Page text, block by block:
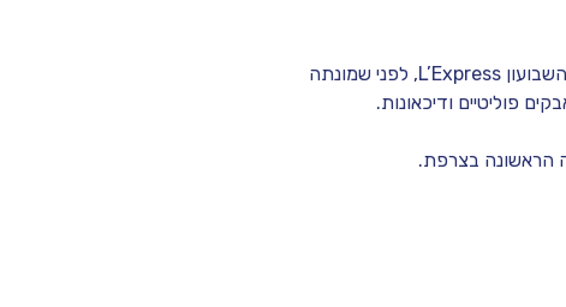
למרות שלא סיימה תיכון, פרנסואז ז'ירו הייתה עיתונאית וסופרת מצליחה, וייסדה יחד עם בן זוגה את השבועון L’Express, לפני שמונתה
פוליטיים ודיכאונות.
הראשונה בצרפת.